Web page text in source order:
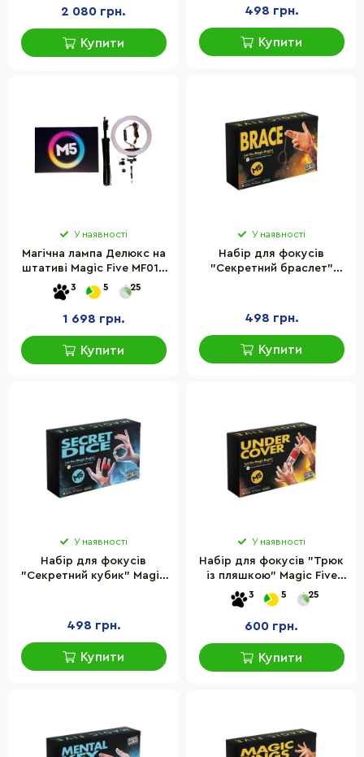
2 080 грн.
Купити
498 грн.
Купити
У наявності
Магічна лампа Делюкс на
штативі Magic Five MF012
кругова, в стилі TikTok
3 5 25
1 698 грн.
Купити
У наявності
Набір для фокусів
"Секретний браслет"
498 грн.
Купити
У наявності
Набір для фокусів
"Секретний кубик" Magic
498 грн.
Купити
У наявності
Набір для фокусів "Трюк
із пляшкою" Magic Five
MF045 українською
мовою
3 5 25
600 грн.
Купити